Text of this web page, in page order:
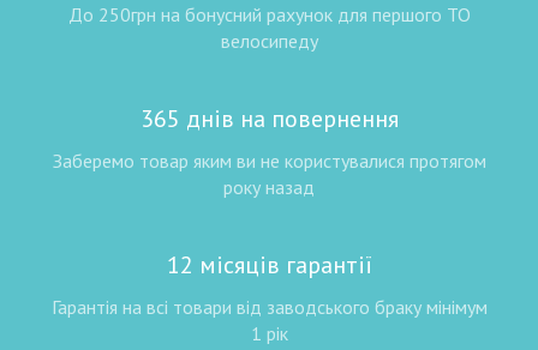
До 250грн на бонусний рахунок для першого ТО
велосипеду
365 днів на повернення
Заберемо товар яким ви не користувалися протягом
року назад
12 місяців гарантії
Гарантія на всі товари від заводського браку мінімум
1 рік